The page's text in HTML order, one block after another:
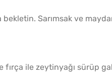
Sarımsak ve
ile zeytinyağı sürüp